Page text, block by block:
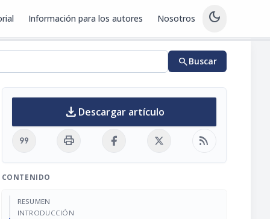
Información para los autores Nosotros dark_mode
searchBuscar
download Descargar artículo
format_quote print rss_feed
CONTENIDO
RESUMEN
INTRODUCCIÓN